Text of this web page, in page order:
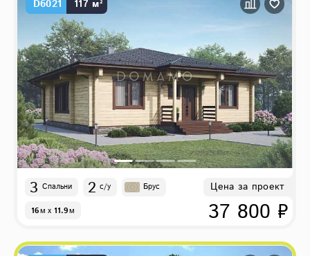
D6021 117 м²
3 Спальни 2 с/у Брус
16м x 11.9м
Цена за проект
37 800 ₽